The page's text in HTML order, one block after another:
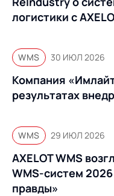
логистики с
WMS 30 ИЮЛ 2026
Компания
результатах
WMS 29 ИЮЛ 2026
AXELOT WMS
WMS-систем
правды»